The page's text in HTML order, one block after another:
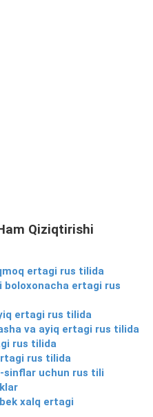
Qiziqtirishi
ertagi rus tilida
ertagi rus
ertagi rus tilida
va ayiq ertagi rus tilida
rus tilida
rus tilida
sinflar uchun rus tili
xalq ertagi